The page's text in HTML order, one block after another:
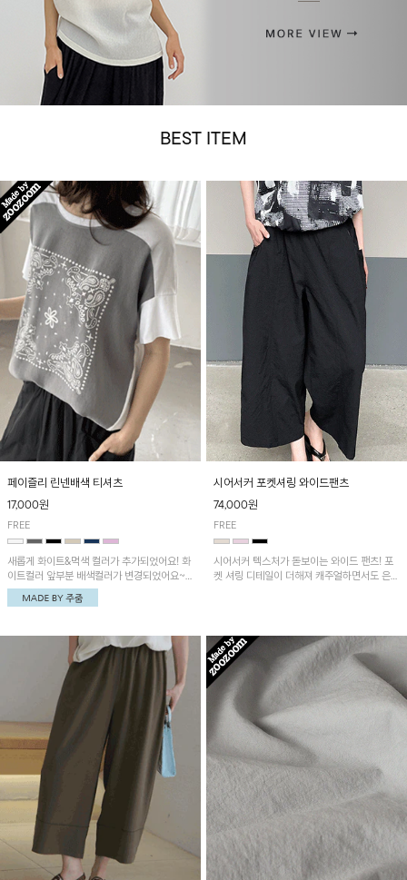
BEST ITEM
페이즐리 린넨배색 티셔츠
17,000원
FREE
새롭게 화이트&먹색 컬러가 추가되었어요! 화
이트컬러 앞부분 배색컬러가 변경되었어요~
중앙 린넨배색으로 유니크하면서 페이즐리 패
턴으로 감각적인 분위기를 연출이 가능한 티셔
시어서커 포켓셔링 와이드팬츠
74,000원
FREE
시어서커 텍스처가 돋보이는 와이드 팬츠! 포
켓 셔링 디테일이 더해져 캐주얼하면서도 은은
아이템으로 활용하기 좋아요~